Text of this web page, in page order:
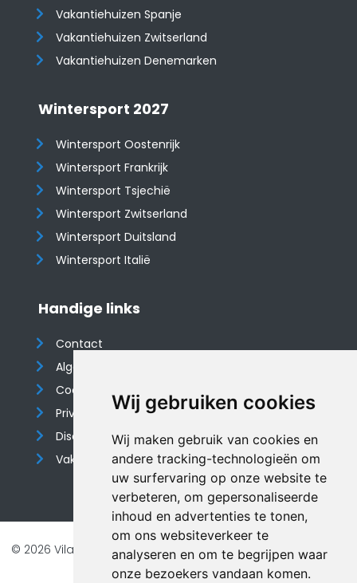
Wij gebruiken cookies
Wij maken gebruik van cookies en
andere tracking-technologieën om
uw surfervaring op onze website te
verbeteren, om gepersonaliseerde
inhoud en advertenties te tonen,
om ons websiteverkeer te
analyseren en om te begrijpen waar
onze bezoekers vandaan komen.
Vakantiehuizen Spanje
​​​​​​​Vakantiehuizen Zwitserland
Vakantiehuizen Denemarken
Wintersport 2027
Wintersport Oostenrijk
Wintersport Frankrijk
Wintersport Tsjechië
Wintersport Zwitserland
Wintersport Duitsland
Wintersport Italië
Handige links
Contact
Algemene voorwaarden
Cookieverklaring
Privacyverklaring
Disclaimer
Vakantiehuis website
© 2026 Vilando Vakantiehuizen |Website door FalcoTravel
Veilig online betalen met